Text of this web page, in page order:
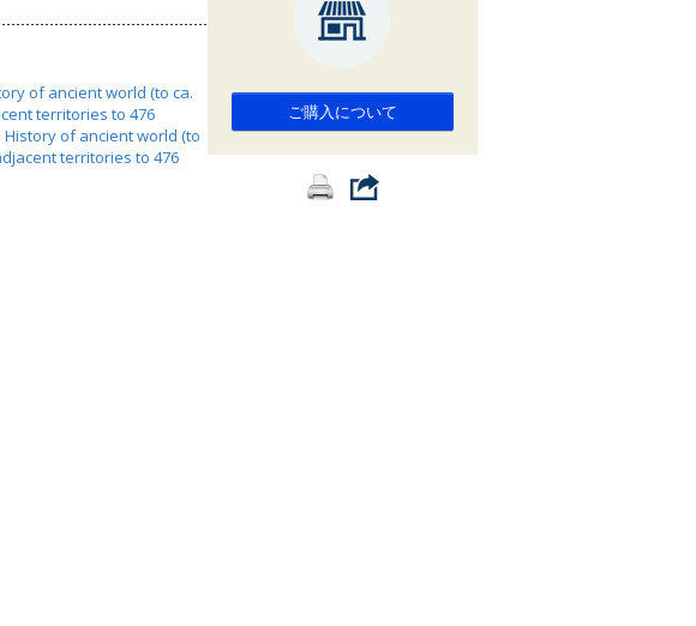
of ancient world (to ca.
territories to 476
History of ancient world (to
territories to 476
ご購入について